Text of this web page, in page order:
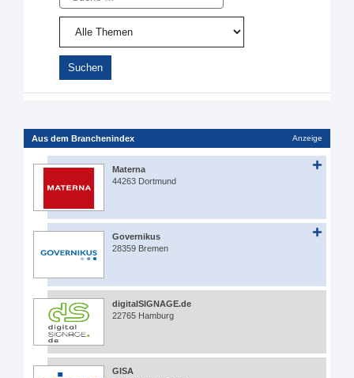
Aus dem Branchenindex Anzeige
Materna
44263 Dortmund
Governikus
28359 Bremen
digitalSIGNAGE.de
22765 Hamburg
GISA